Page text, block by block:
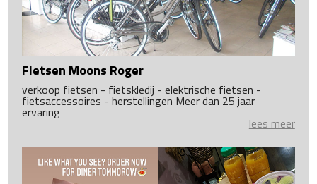
Fietsen Moons Roger
verkoop fietsen - fietskledij - elektrische fietsen -
fietsaccessoires - herstellingen Meer dan 25 jaar
ervaring
lees meer